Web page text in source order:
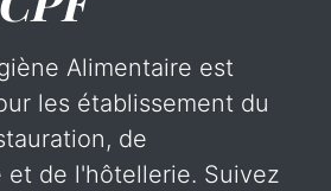
Alimentaire est
les établissement du
de
et de l'hôtellerie. Suivez